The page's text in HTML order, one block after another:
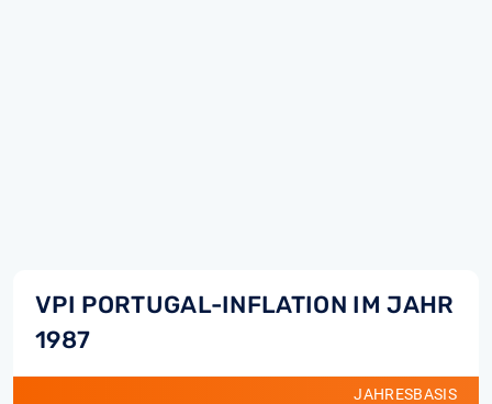
VPI PORTUGAL-INFLATION IM JAHR
1987
JAHRESBASIS